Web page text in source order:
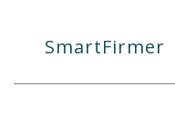
SmartFirmer